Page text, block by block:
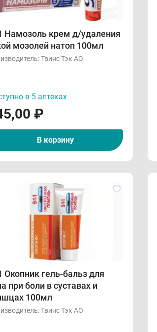
Намозоль крем д/удаления
мозолей натоп 100мл
Твинс Тэк АО
в 5 аптеках
₽
В корзину
Окопник гель-бальз для
при боли в суставах и
100мл
Твинс Тэк АО